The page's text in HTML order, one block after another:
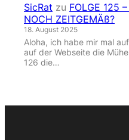
SicRat zu FOLGE 125
NOCH ZEITGEMÄß?
18. August 2025
Aloha, ich habe mir mal
auf der Webseite die
126 die…